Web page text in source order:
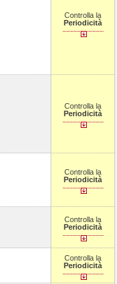
Controlla la
Periodicità
Controlla la
Periodicità
Controlla la
Periodicità
Controlla la
Periodicità
Controlla la
Periodicità